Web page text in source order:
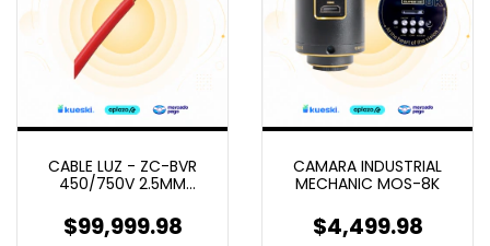
CABLE LUZ - ZC-BVR
450/750V 2.5MM
$99,999.98
CAMARA INDUSTRIAL
MECHANIC MOS-8K
$4,499.98